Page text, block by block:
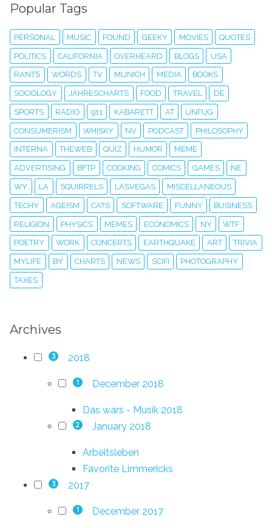
Popular Tags
PERSONAL MUSIC FOUND GEEKY MOVIES QUOTES
POLITICS CALIFORNIA OVERHEARD BLOGS USA
RANTS WORDS TV MUNICH MEDIA BOOKS
SOCIOLOGY JAHRESCHARTS FOOD TRAVEL DE
SPORTS RADIO 911 KABARETT AT UNFUG
CONSUMERISM WHISKY NV PODCAST PHILOSOPHY
INTERNA THEWEB QUIZ HUMOR MEME
ADVERTISING BFTP COOKING COMICS GAMES NE
WY LA SQUIRRELS LASVEGAS MISCELLANEOUS
TECHY AGEISM CATS SOFTWARE FUNNY BUSINESS
RELIGION PHYSICS MEMES ECONOMICS NY WTF
POETRY WORK CONCERTS EARTHQUAKE ART TRIVIA
MYLIFE BY CHARTS NEWS SCIFI PHOTOGRAPHY
TAXES
Archives
3 2018
1 December 2018
Das wars - Musik 2018
2 January 2018
Arbeitsleben
Favorite Limmericks
3 2017
1 December 2017